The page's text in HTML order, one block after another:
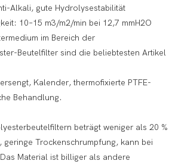
Alkali, gute Hydrolysestabilität
10–15 m3/m2/min bei 12,7 mmH2O
im Bereich der
Beutelfilter sind die beliebtesten Artikel
Kalender, thermofixierte PTFE-
Behandlung.
beträgt weniger als 20 %
geringe Trockenschrumpfung, kann bei
Material ist billiger als andere